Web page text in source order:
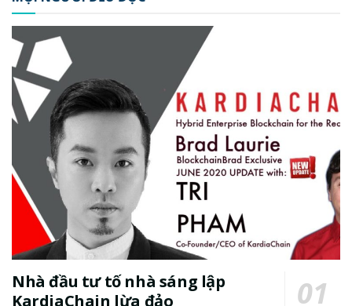
Nhà đầu tư tố nhà sáng lập
KardiaChain lừa đảo